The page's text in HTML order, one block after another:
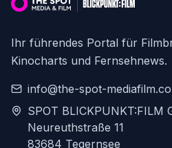
Ihr führendes Portal für
Kinocharts und Fernsehnews.
info@the-spot-
SPOT BLICKPUNKT:FILM
Neureuthstraße 11
83684 Tegernsee